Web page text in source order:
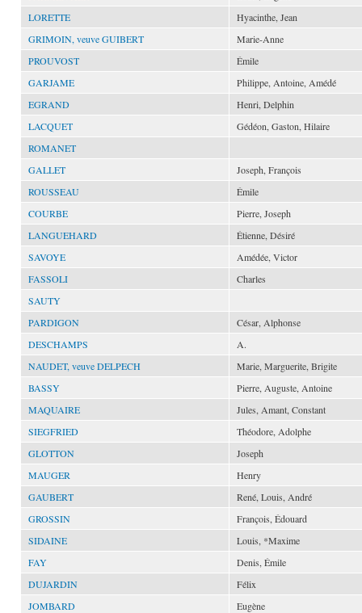
LORETTE
Hyacinthe, Jean
GRIMOIN, veuve GUIBERT
Marie-Anne
PROUVOST
Émile
GARJAME
Philippe, Antoine, Amédé
EGRAND
Henri, Delphin
LACQUET
Gédéon, Gaston, Hilaire
ROMANET
GALLET
Joseph, François
ROUSSEAU
Émile
COURBE
Pierre, Joseph
LANGUEHARD
Étienne, Désiré
SAVOYE
Amédée, Victor
FASSOLI
Charles
SAUTY
PARDIGON
César, Alphonse
DESCHAMPS
A.
NAUDET, veuve DELPECH
Marie, Marguerite, Brigite
BASSY
Pierre, Auguste, Antoine
MAQUAIRE
Jules, Amant, Constant
SIEGFRIED
Théodore, Adolphe
GLOTTON
Joseph
MAUGER
Henry
GAUBERT
René, Louis, André
GROSSIN
François, Édouard
SIDAINE
Louis, *Maxime
FAY
Denis, Émile
DUJARDIN
Félix
JOMBARD
Eugène